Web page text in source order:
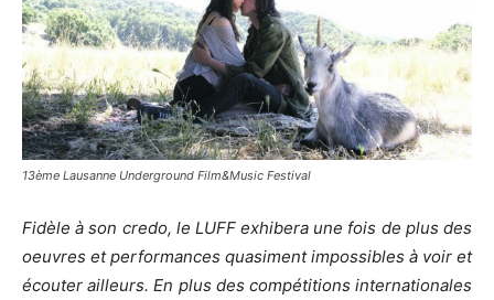
13ème Lausanne Underground Film&Music Festival
Fidèle à son credo, le LUFF exhibera une fois de plus des
oeuvres et performances quasiment impossibles à voir et
écouter ailleurs. En plus des compétitions internationales